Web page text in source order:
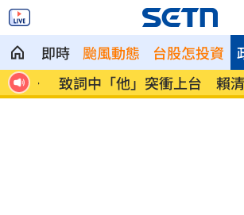
即時 颱風動態 台股怎投資
招
致詞中「他」突衝上台 賴清德
人